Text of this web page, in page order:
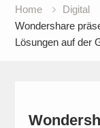
Home
Digital
Wondershare
Lösungen auf der